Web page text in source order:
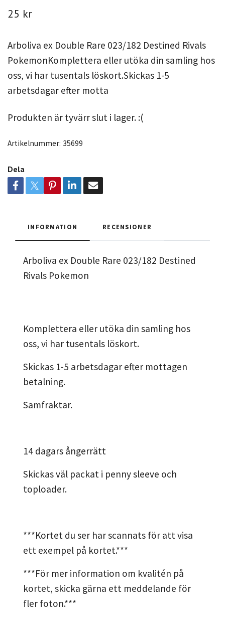
25 kr
Arboliva ex Double Rare 023/182 Destined Rivals
PokemonKomplettera eller utöka din samling hos
oss, vi har tusentals löskort.Skickas 1-5
arbetsdagar efter motta
Produkten är tyvärr slut i lager. :(
Artikelnummer: 35699
Dela
INFORMATION RECENSIONER
Arboliva ex Double Rare 023/182 Destined
Rivals Pokemon
Komplettera eller utöka din samling hos
oss, vi har tusentals löskort.
Skickas 1-5 arbetsdagar efter mottagen
betalning.
Samfraktar.
14 dagars ångerrätt
Skickas väl packat i penny sleeve och
toploader.
***Kortet du ser har scannats för att visa
ett exempel på kortet.***
***För mer information om kvalitén på
kortet, skicka gärna ett meddelande för
fler foton.***